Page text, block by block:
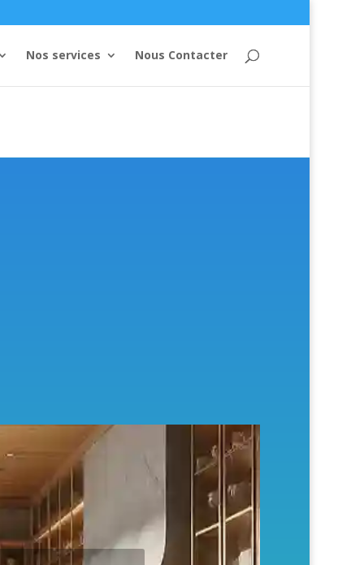
Nos services Nous Contacter